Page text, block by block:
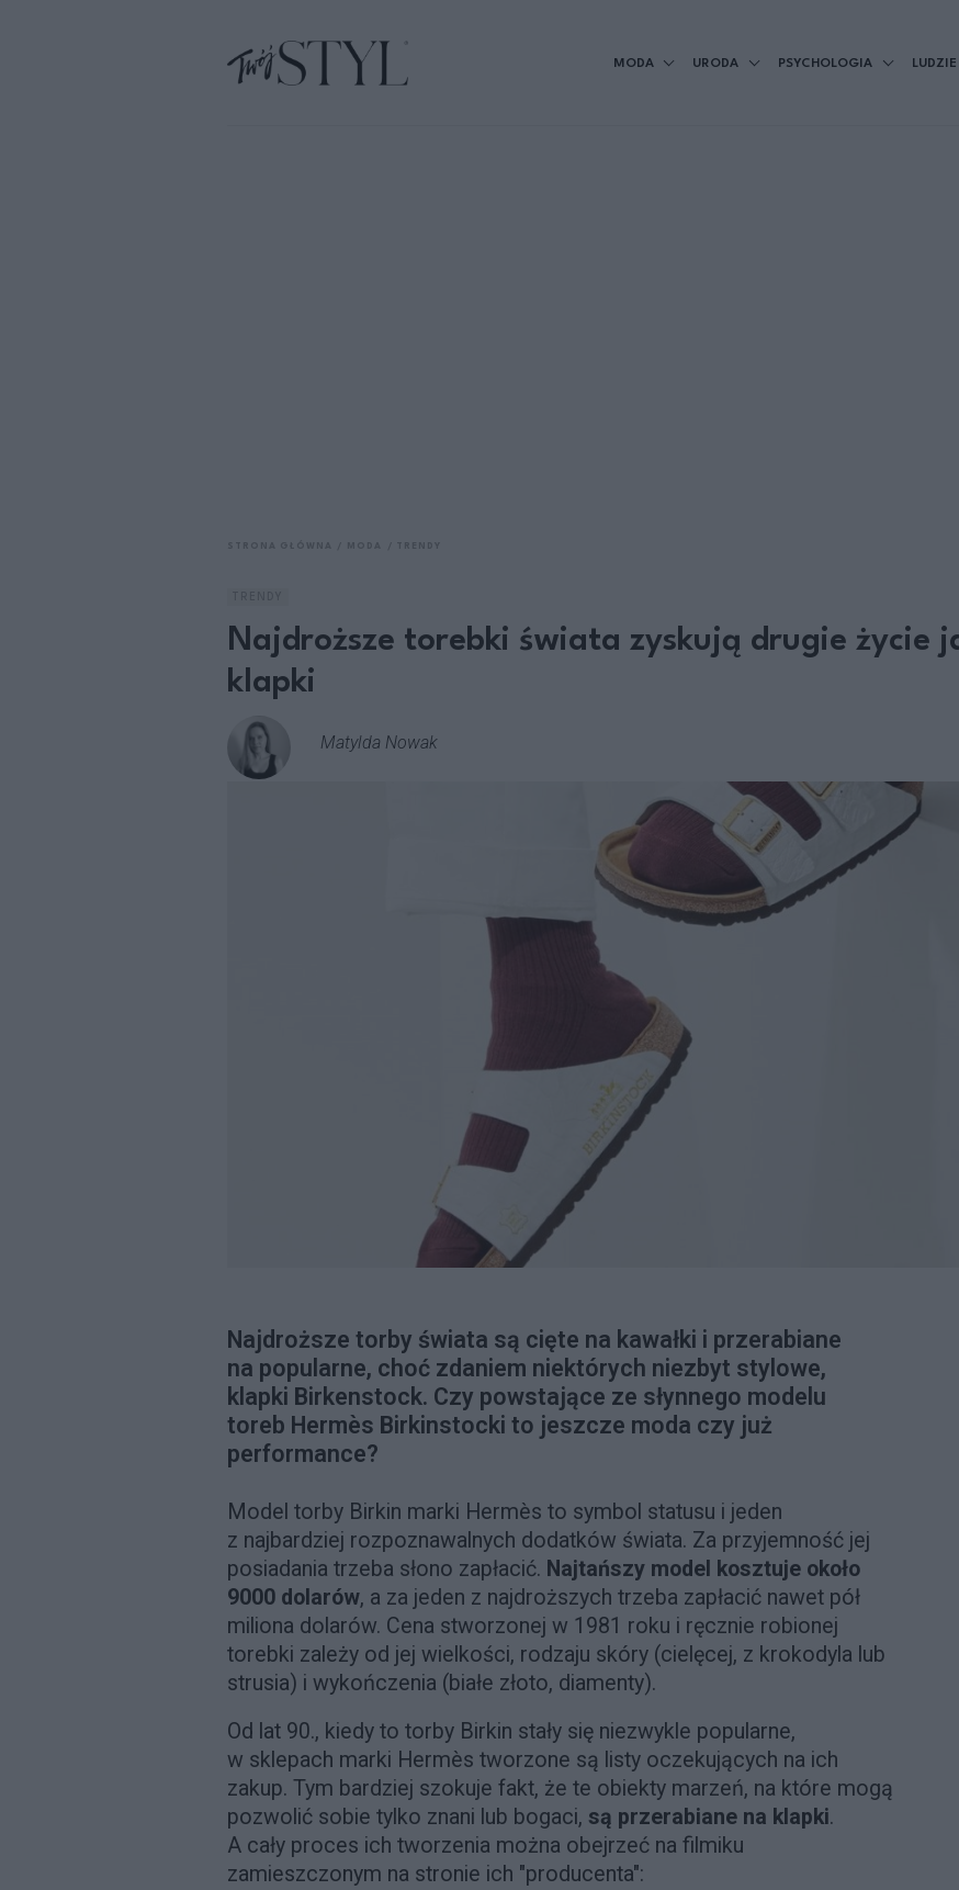
MODA URODA PSYCHOLOGIA LUDZIE
Najdroższe torebki świata zyskują drugie życie
klapki
Matylda Nowak
Najdroższe torby świata są cięte na kawałki i przerabiane
na popularne, choć zdaniem niektórych niezbyt stylowe,
klapki Birkenstock. Czy powstające ze słynnego modelu
toreb Hermès Birkinstocki to jeszcze moda czy już
performance?
Model torby Birkin marki Hermès to symbol statusu i jeden
z najbardziej rozpoznawalnych dodatków świata. Za przyjemność jej
posiadania trzeba słono zapłacić. Najtańszy model kosztuje około
9000 dolarów, a za jeden z najdroższych trzeba zapłacić nawet pół
miliona dolarów. Cena stworzonej w 1981 roku i ręcznie robionej
torebki zależy od jej wielkości, rodzaju skóry (cielęcej, z krokodyla lub
strusia) i wykończenia (białe złoto, diamenty).
Od lat 90., kiedy to torby Birkin stały się niezwykle popularne,
w sklepach marki Hermès tworzone są listy oczekujących na ich
zakup. Tym bardziej szokuje fakt, że te obiekty marzeń, na które mogą
pozwolić sobie tylko znani lub bogaci, są przerabiane na klapki.
A cały proces ich tworzenia można obejrzeć na filmiku
zamieszczonym na stronie ich "producenta":